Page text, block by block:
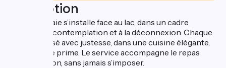
Description
La Pommeraie s’installe face au lac, dans un cadre
propice à la contemplation et à la déconnexion. Chaque
plat est pensé avec justesse, dans une cuisine élégante,
où l’équilibre prime. Le service accompagne le repas
avec attention, sans jamais s’imposer.